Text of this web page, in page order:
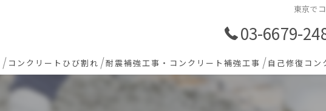
東京で
03-6679-
コンクリートひび割れ 耐震補強工事・コンクリート補強工事 自己修復コン